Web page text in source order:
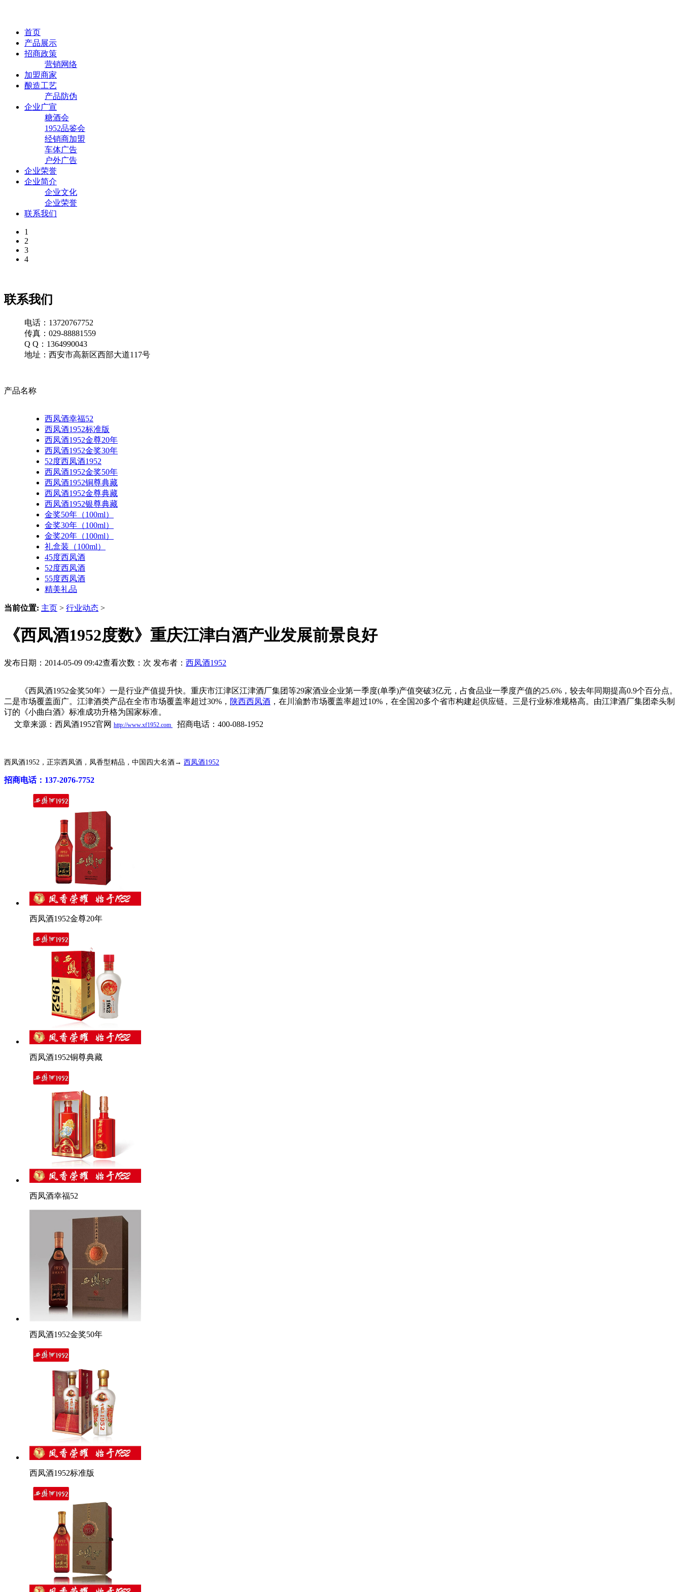
首页
产品展示
招商政策
营销网络
加盟商家
酿造工艺
产品防伪
企业广宣
糖酒会
1952品鉴会
经销商加盟
车体广告
户外广告
企业荣誉
企业简介
企业文化
企业荣誉
联系我们
1
2
3
4
联系我们
电话：13720767752
传真：029-88881559
Q Q：1364990043
地址：西安市高新区西部大道117号
产品名称
西凤酒幸福52
西凤酒1952标准版
西凤酒1952金尊20年
西凤酒1952金奖30年
52度西凤酒1952
西凤酒1952金奖50年
西凤酒1952铜尊典藏
西凤酒1952金尊典藏
西凤酒1952银尊典藏
金奖50年（100ml）
金奖30年（100ml）
金奖20年（100ml）
礼盒装（100ml）
45度西凤酒
52度西凤酒
55度西凤酒
精美礼品
当前位置: 主页 > 行业动态 >
《西凤酒1952度数》重庆江津白酒产业发展前景良好
发布日期：2014-05-09 09:42查看次数： 次 发布者： 西凤酒1952
《西凤酒1952金奖50年》一是行业产值提升快。重庆市江津区江津酒厂集团等29家酒业企业第一季度(单季)产值突破3亿元，占食品业一季度产值的25.6%，较去年同期提高0.9个百分点。
二是市场覆盖面广。江津酒类产品在全市市场覆盖率超过30%， 陕西西凤酒 ，在川渝黔市场覆盖率超过10%，在全国20多个省市构建起供应链。三是行业标准规格高。由江津酒厂集团牵头制
订的《小曲白酒》标准成功升格为国家标准。
文章来源：西凤酒1952官网 http://www.xf1952.com 招商电话：400-088-1952
西凤酒1952，正宗西凤酒，凤香型精品，中国四大名酒→ 西凤酒1952
招商电话：137-2076-7752
西凤酒1952金尊20年
西凤酒1952铜尊典藏
西凤酒幸福52
西凤酒1952金奖50年
西凤酒1952标准版